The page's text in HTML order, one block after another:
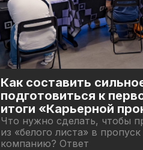
Как составить
подготовиться к
итоги «Карьерной
Что нужно сделать, чтобы
из «белого листа» в
компанию? Ответ